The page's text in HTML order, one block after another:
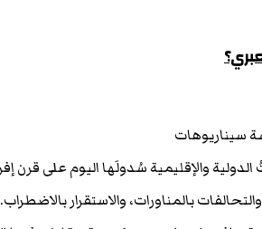
سيناريوهات
والإقليمية سُدولَها اليوم على قرن
بالمناورات، والاستقرار بالاضطراب.